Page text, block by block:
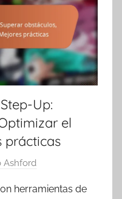
Up:
el
prácticas
Ashford
herramientas de